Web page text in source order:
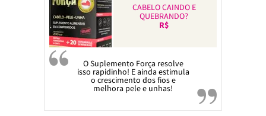
CABELO CAINDO E
QUEBRANDO?
R$
O Suplemento Força resolve
isso rapidinho! E ainda estimula
o crescimento dos fios e
melhora pele e unhas!